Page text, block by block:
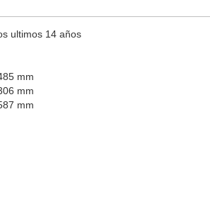
ultimos 14 años
mm
mm
mm